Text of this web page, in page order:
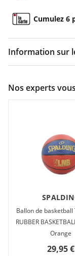
Cumulez 6
Information sur
Nos experts
Ballon de basketball
RUBBER
Orange
29,95 €